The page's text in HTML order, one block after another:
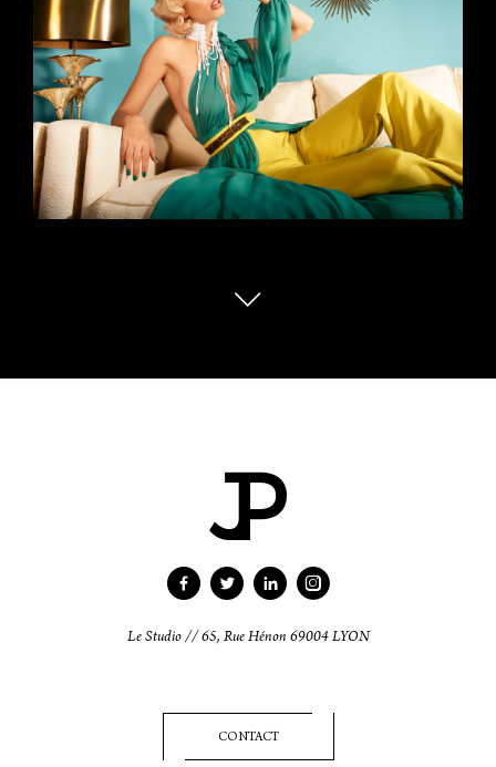
Le Studio // 65, Rue Hénon 69004 LYON
CONTACT